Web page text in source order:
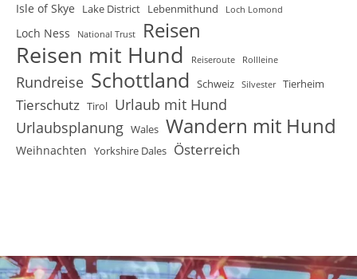
Isle of Skye Lake District Lebenmithund Loch Lomond
Loch Ness National Trust Reisen
Reisen mit Hund Reiseroute Rollleine
Rundreise Schottland Schweiz Silvester Tierheim
Tierschutz Tirol Urlaub mit Hund
Urlaubsplanung Wales Wandern mit Hund
Weihnachten Yorkshire Dales Österreich